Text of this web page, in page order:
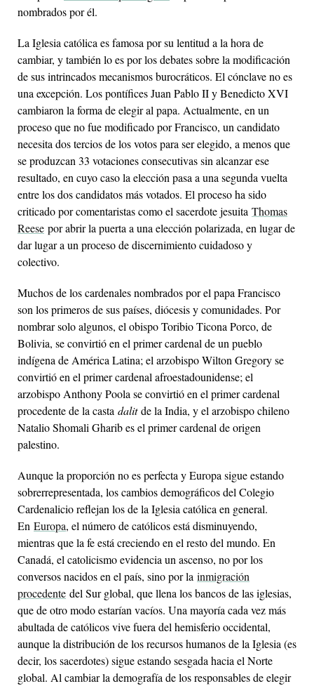
nombrados por él.
La Iglesia católica es famosa por su lentitud a la hora de
cambiar, y también lo es por los debates sobre la modificación
de sus intrincados mecanismos burocráticos. El cónclave no es
una excepción. Los pontífices Juan Pablo II y Benedicto XVI
cambiaron la forma de elegir al papa. Actualmente, en un
proceso que no fue modificado por Francisco, un candidato
necesita dos tercios de los votos para ser elegido, a menos que
se produzcan 33 votaciones consecutivas sin alcanzar ese
resultado, en cuyo caso la elección pasa a una segunda vuelta
entre los dos candidatos más votados. El proceso ha sido
criticado por comentaristas como el sacerdote jesuita Thomas
Reese por abrir la puerta a una elección polarizada, en lugar de
dar lugar a un proceso de discernimiento cuidadoso y
colectivo.
Muchos de los cardenales nombrados por el papa Francisco
son los primeros de sus países, diócesis y comunidades. Por
nombrar solo algunos, el obispo Toribio Ticona Porco, de
Bolivia, se convirtió en el primer cardenal de un pueblo
indígena de América Latina; el arzobispo Wilton Gregory se
convirtió en el primer cardenal afroestadounidense; el
arzobispo Anthony Poola se convirtió en el primer cardenal
procedente de la casta dalitde la India, y el arzobispo chileno
Natalio Shomali Gharib es el primer cardenal de origen
palestino.
Aunque la proporción no es perfecta y Europa sigue estando
sobrerrepresentada, los cambios demográficos del Colegio
Cardenalicio reflejan los de la Iglesia católica en general.
En Europa, el número de católicos está disminuyendo,
mientras que la fe está creciendo en el resto del mundo. En
Canadá, el catolicismo evidencia un ascenso, no por los
conversos nacidos en el país, sino por la inmigración
procedente del Sur global, que llena los bancos de las iglesias,
que de otro modo estarían vacíos. Una mayoría cada vez más
abultada de católicos vive fuera del hemisferio occidental,
aunque la distribución de los recursos humanos de la Iglesia (es
decir, los sacerdotes) sigue estando sesgada hacia el Norte
global. Al cambiar la demografía de los responsables de elegir